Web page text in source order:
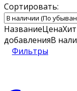
Сортировать:
НазваниеЦена
добавленияВ
Фильтры